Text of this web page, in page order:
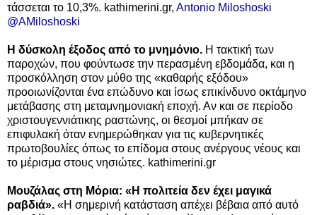
τάσσεται το 10,3%. kathimerini.gr,
@AMiloshoski
Η δύσκολη έξοδος από το μνημόνιο. Η τακτική των
παροχών, που φούντωσε την περασμένη εβδομάδα, και η
προσκόλληση στον μύθο της «καθαρής εξόδου»
προοιωνίζονται ένα επώδυνο και ίσως επικίνδυνο οκτάμηνο
μετάβασης στη μεταμνημονιακή εποχή. Αν και σε περίοδο
χριστουγεννιάτικης ραστώνης, οι θεσμοί μπήκαν σε
επιφυλακή όταν ενημερώθηκαν για τις κυβερνητικές
πρωτοβουλίες όπως το επίδομα στους ανέργους νέους και
το μέρισμα στους νησιώτες. kathimerini.gr
Μουζάλας στη Μόρια: «Η πολιτεία δεν έχει μαγικά
ραβδιά». «Η σημερινή κατάσταση απέχει βέβαια από αυτό